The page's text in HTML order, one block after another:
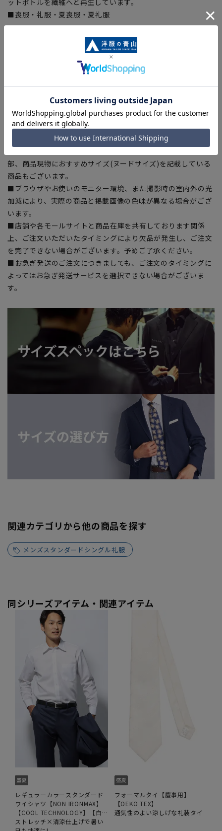
ットボトルを繊維へと再生しています。
■喪服・礼服・夏喪服・夏礼服
【シルエット】《ゆったり》(当社比)
【商品に関するご注意】
■商品画像はサンプルのため、色味やサイズ等の仕様に変更が
ある場合がございますので、予めご了承ください。
■ゆとり感には個人差があります。サイズ表を確認の上、ご購
入の目安としてご利用ください。
■生地や仕様・デザインにより、着用感や実際のサイズ表に若
干の誤差が生じる場合がございます。予めご了承ください。
部、商品現物におすすめサイズ(ヌードサイズ)を記載している
商品もございます。
■ブラウザやお使いのモニター環境、また撮影時の室内外の光
加減により、実際の商品と掲載画像の色味が異なる場合がござ
います。
■店舗や各モールサイトと商品在庫を共有しております関係
上、ご注文いただいたタイミングにより欠品が発生し、ご注文
を完了できない場合がございます。予めご了承ください。
■お急ぎ発送のご注文につきましても、ご注文のタイミングに
よってはお急ぎ発送サービスを選択できない場合がございま
す。
関連カテゴリから他の商品を探す
メンズスタンダードシングル礼服
同シリーズアイテム・関連アイテム
レギュラーカラースタンダード
ワイシャツ【NON IRONMAX】
【COOL TECHNOLOGY】【白
無地】
ストレッチ×清涼仕上げで暑い
フォーマルタイ【慶事用】
【OEKO TEX】
通気性のよい涼しげな礼装タイ